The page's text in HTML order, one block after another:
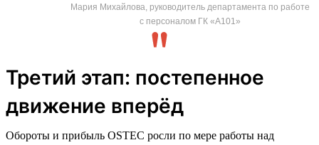
Мария Михайлова, руководитель департамента по работе
с персоналом ГК «А101»
Третий этап: постепенное
движение вперёд
Обороты и прибыль OSTEC росли по мере работы над